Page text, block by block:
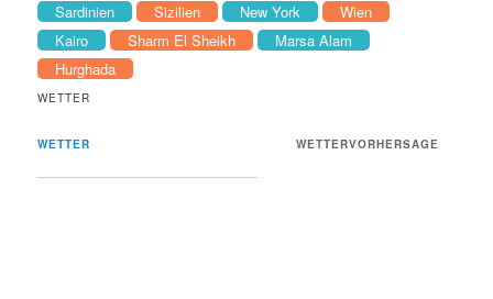
Sardinien
Sizilien New York
Wien
Kairo
Sharm El Sheikh
Marsa Alam
Hurghada
WETTER
WETTER WETTERVORHERSAGE